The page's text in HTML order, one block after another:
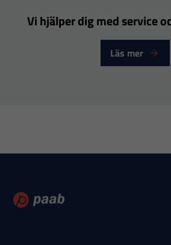
Vi hjälper dig med service
Läs mer
och